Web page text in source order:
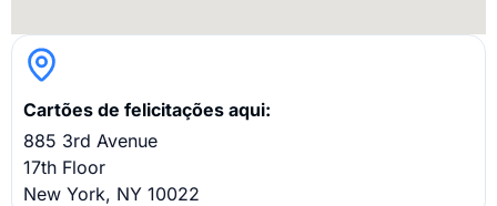
Cartões de felicitações aqui:
885 3rd Avenue
17th Floor
New York, NY 10022